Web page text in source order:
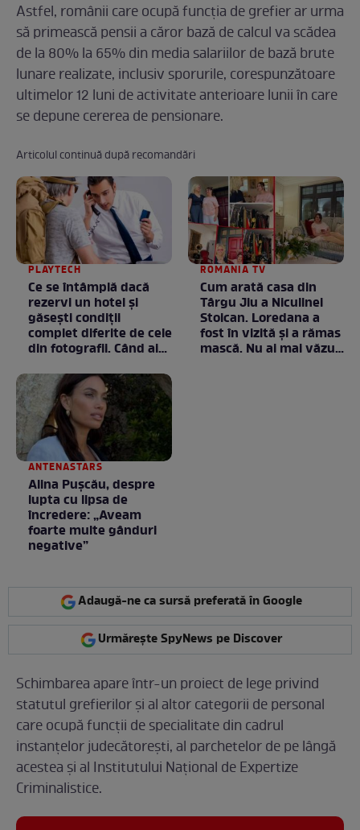
Astfel, românii care ocupă funcția de grefier ar urma
să primească pensii a căror bază de calcul va scădea
de la 80% la 65% din media salariilor de bază brute
lunare realizate, inclusiv sporurile, corespunzătoare
ultimelor 12 luni de activitate anterioare lunii în care
se depune cererea de pensionare.
Articolul continuă după recomandări
PLAYTECH
Ce se întâmplă dacă
rezervi un hotel și
găsești condiții
complet diferite de cele
din fotografii. Când ai
ROMANIA TV
Cum arată casa din
Târgu Jiu a Niculinei
Stoican. Loredana a
fost în vizită și a rămas
mască. Nu ai mai văzut
ANTENASTARS
Alina Pușcău, despre
lupta cu lipsa de
încredere: „Aveam
foarte multe gânduri
negative”
Adaugă-ne ca sursă preferată în Google
Urmărește SpyNews pe Discover
Schimbarea apare într-un proiect de lege privind
statutul grefierilor și al altor categorii de personal
care ocupă funcţii de specialitate din cadrul
instanţelor judecătoreşti, al parchetelor de pe lângă
acestea și al Institutului Naţional de Expertize
Criminalistice.